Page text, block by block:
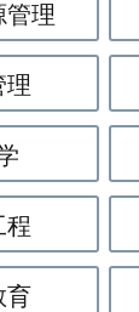
管理
理
程
育